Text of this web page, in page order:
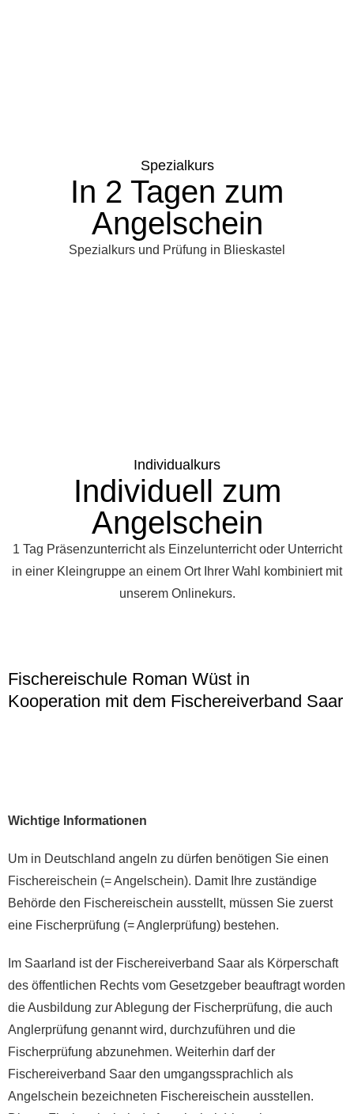
Spezialkurs
In 2 Tagen zum
Angelschein
Spezialkurs und Prüfung in Blieskastel
Individualkurs
Individuell zum
Angelschein
1 Tag Präsenzunterricht als Einzelunterricht oder Unterricht
in einer Kleingruppe an einem Ort Ihrer Wahl kombiniert mit
unserem Onlinekurs.
Fischereischule Roman Wüst in
Kooperation mit dem Fischereiverband Saar
Wichtige Informationen
Um in Deutschland angeln zu dürfen benötigen Sie einen
Fischereischein (= Angelschein). Damit Ihre zuständige
Behörde den Fischereischein ausstellt, müssen Sie zuerst
eine Fischerprüfung (= Anglerprüfung) bestehen.
Im Saarland ist der Fischereiverband Saar als Körperschaft
des öffentlichen Rechts vom Gesetzgeber beauftragt worden
die Ausbildung zur Ablegung der Fischerprüfung, die auch
Anglerprüfung genannt wird, durchzuführen und die
Fischerprüfung abzunehmen. Weiterhin darf der
Fischereiverband Saar den umgangssprachlich als
Angelschein bezeichneten Fischereischein ausstellen.